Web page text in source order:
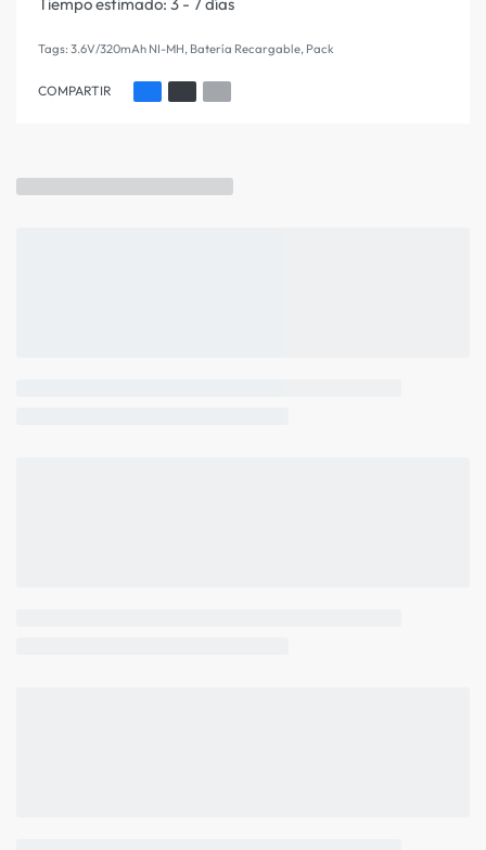
Tags: 3.6V/320mAh NI-MH, Batería Recargable, Pack
COMPARTIR